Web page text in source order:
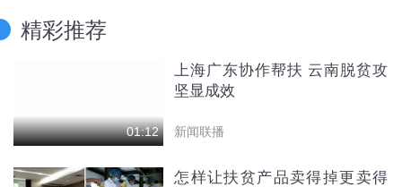
精彩推荐
01:12
上海广东协作帮扶 云南脱贫攻
坚显成效
新闻联播
怎样让扶贫产品卖得掉更卖得